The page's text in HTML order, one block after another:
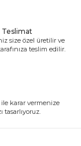
Teslimat
size özel üretilir ve
teslim edilir.
karar vermenize
tasarlıyoruz.